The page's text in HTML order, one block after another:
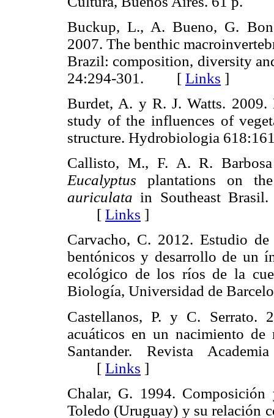
Buckup, L., A. Bueno, G.
2007. The benthic
Brazil: composition, diversity
24:294-301. [ Links ]
Burdet, A. y R. J. Watts.
study of the influences of
structure. Hydrobiologia
Callisto, M., F. A. R.
Eucalyptus plantations on
auriculata in Southeast
[ Links ]
Carvacho, C. 2012. Estudio de
bentónicos y desarrollo de un
ecológico de los ríos de la
Biología, Universidad de
Castellanos, P. y C. Serrato.
acuáticos en un nacimiento
Santander. Revista
[ Links ]
Chalar, G. 1994.
Toledo (Uruguay) y su relación